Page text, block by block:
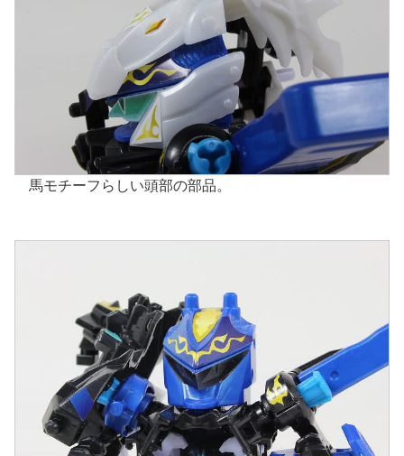
馬モチーフらしい頭部の部品。